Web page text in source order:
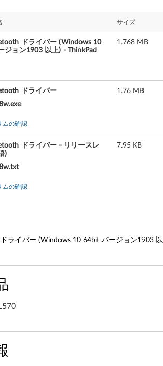
サイズ
ドライバー (Windows 10
ジョン1903 以上) - ThinkPad
1.768 MB
ドライバー
1.76 MB
ムの確認
ドライバー - リリースレ
)
7.95 KB
ムの確認
ライバー (Windows 10 64bit バージョン1903